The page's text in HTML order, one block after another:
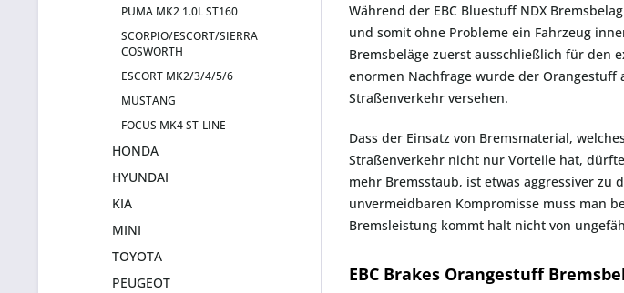
PUMA MK2 1.0L ST160
SCORPIO/ESCORT/SIERRA
COSWORTH
ESCORT MK2/3/4/5/6
MUSTANG
FOCUS MK4 ST-LINE
HONDA
HYUNDAI
KIA
MINI
TOYOTA
PEUGEOT
Während der EBC Bluestuff NDX
und somit ohne Probleme ein Fahrzeug
Bremsbeläge zuerst ausschließlich für den
enormen Nachfrage wurde der Orangestuff
Straßenverkehr versehen.
Dass der Einsatz von Bremsmaterial,
Straßenverkehr nicht nur Vorteile hat,
mehr Bremsstaub, ist etwas aggressiver zu
unvermeidbaren Kompromisse muss man
Bremsleistung kommt halt nicht von
EBC Brakes Orangestuff